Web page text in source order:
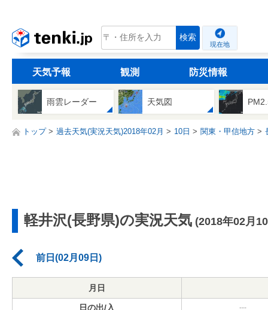
tenki.jp 検索
現在地
天気予報 観測 防災情報
雨雲レーダー 天気図
トップ 過去天気(実況天気)2018年02月 10日 関東・甲信地方
軽井沢(長野県)の実況天気 (2018年02月
前日(02月09日)
月日
日の出/入 ---